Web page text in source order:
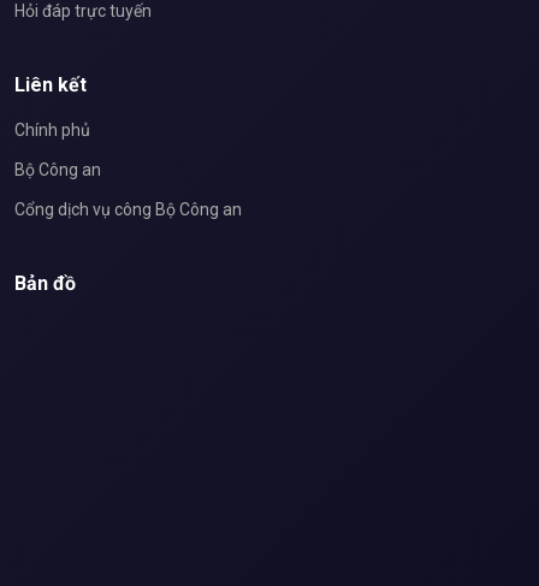
Hỏi đáp trực tuyến
Liên kết
Chính phủ
Bộ Công an
Cổng dịch vụ công Bộ Công an
Bản đồ